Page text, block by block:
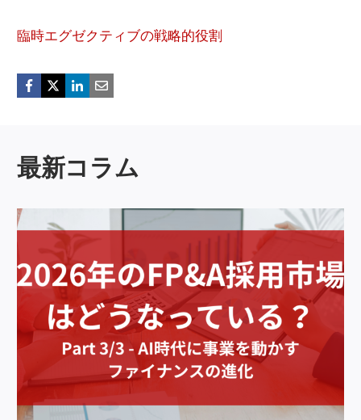
臨時エグゼクティブの戦略的役割
最新コラム